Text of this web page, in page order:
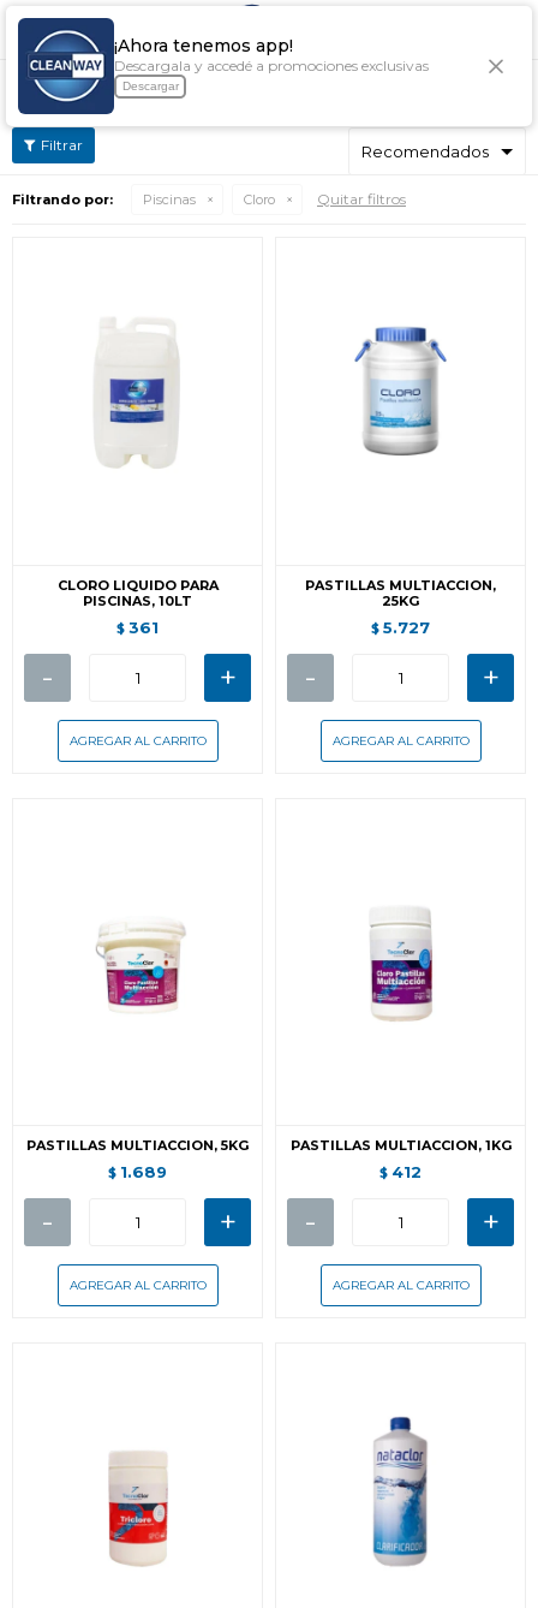
¡Ahora tenemos app!
Descargala y accedé a promociones exclusivas
Descargar

Filtrando por: Piscinas Cloro Quitar filtros
CLORO LIQUIDO PARA
PISCINAS, 10LT
$ 361
- +
PASTILLAS MULTIACCION,
25KG
$ 5.727
- +
PASTILLAS MULTIACCION, 5KG
$ 1.689
- +
PASTILLAS MULTIACCION, 1KG
$ 412
- +